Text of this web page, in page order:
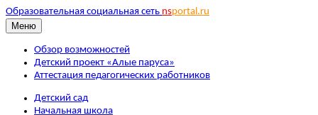
Образовательная социальная сеть nsportal.ru
Меню
Обзор возможностей
Детский проект «Алые паруса»
Аттестация педагогических работников
Детский сад
Начальная школа